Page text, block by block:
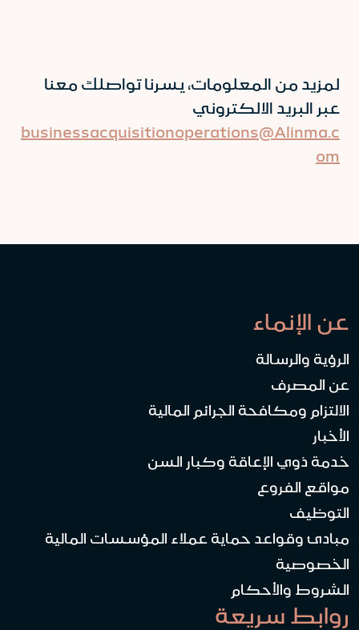
لمزيد من المعلومات، يسرنا تواصلك معنا
عبر البريد الالكتروني
businessacquisitionoperations@Alinma.c
om
عن الإنماء
الرؤية والرسالة
عن المصرف
الالتزام ومكافحة الجرائم المالية
الأخبار
خدمة ذوي الإعاقة وكبار السن
مواقع الفروع
التوظيف
مبادئ وقواعد حماية عملاء المؤسسات المالية
الخصوصية
الشروط والأحكام
روابط سريعة